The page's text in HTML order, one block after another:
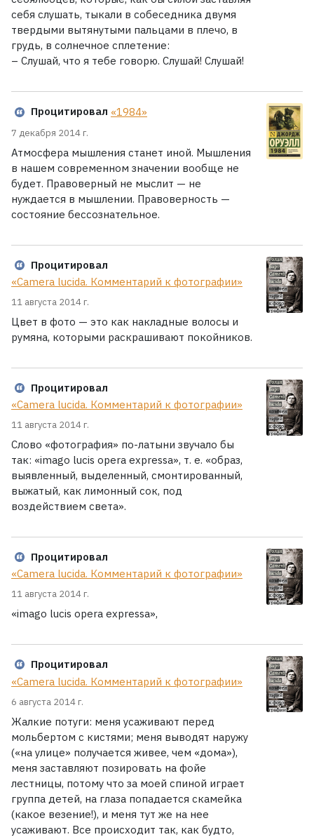
себя слушать, тыкали в собеседника двумя
твердыми вытянутыми пальцами в плечо, в
грудь, в солнечное сплетение:
– Слушай, что я тебе говорю. Слушай! Слушай!
Процитировал «1984»
7 декабря 2014 г.
Атмосфера мышления станет иной. Мышления
в нашем современном значении вообще не
будет. Правоверный не мыслит — не
нуждается в мышлении. Правоверность —
состояние бессознательное.
Процитировал
«Camera lucida. Комментарий к фотографии»
11 августа 2014 г.
Цвет в фото — это как накладные волосы и
румяна, которыми раскрашивают покойников.
Процитировал
«Camera lucida. Комментарий к фотографии»
11 августа 2014 г.
Слово «фотография» по-латыни звучало бы
так: «imago lucis opera expressa», т. е. «образ,
выявленный, выделенный, смонтированный,
выжатый, как лимонный сок, под
воздействием света».
Процитировал
«Camera lucida. Комментарий к фотографии»
11 августа 2014 г.
«imago lucis opera expressa»,
Процитировал
«Camera lucida. Комментарий к фотографии»
6 августа 2014 г.
Жалкие потуги: меня усаживают перед
мольбертом с кистями; меня выводят наружу
(«на улице» получается живее, чем «дома»),
меня заставляют позировать на фойе
лестницы, потому что за моей спиной играет
группа детей, на глаза попадается скамейка
(какое везение!), и меня тут же на нее
усаживают. Все происходит так, как будто,